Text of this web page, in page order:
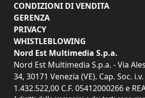
CONDIZIONI DI VENDITA
GERENZA
PRIVACY
WHISTLEBLOWING
Nord Est Multimedia S.p.a.
Nord Est Multimedia S.p.a. - Via
34, 30171 Venezia (VE). Cap. Soc.
1.432.522,00 C.F. 05412000266 e